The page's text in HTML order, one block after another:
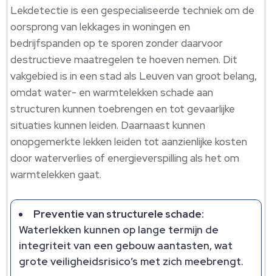
Lekdetectie is een gespecialiseerde techniek om de
oorsprong van lekkages in woningen en
bedrijfspanden op te sporen zonder daarvoor
destructieve maatregelen te hoeven nemen. Dit
vakgebied is in een stad als Leuven van groot belang,
omdat water- en warmtelekken schade aan
structuren kunnen toebrengen en tot gevaarlijke
situaties kunnen leiden. Daarnaast kunnen
onopgemerkte lekken leiden tot aanzienlijke kosten
door waterverlies of energieverspilling als het om
warmtelekken gaat.
Preventie van structurele schade:
Waterlekken kunnen op lange termijn de
integriteit van een gebouw aantasten, wat
grote veiligheidsrisico’s met zich meebrengt.